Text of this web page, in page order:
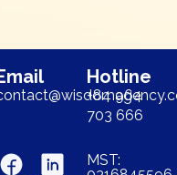
Hotline
+84 964
703 666
MST: